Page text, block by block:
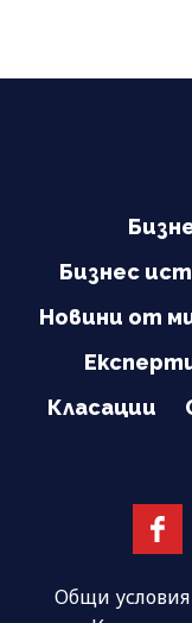
Бизнес
Новини от
Класации
Общи условия